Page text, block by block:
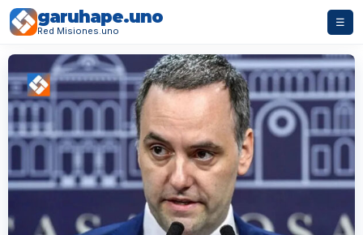
garuhape.uno
Red Misiones.uno
☰